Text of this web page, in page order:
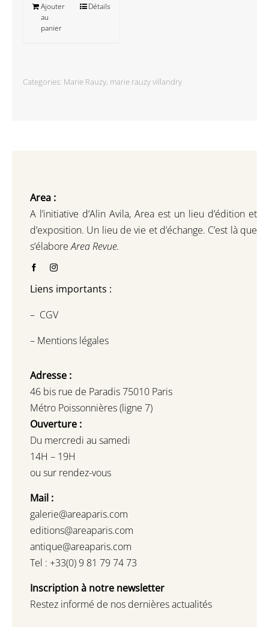
Ajouter
au
panier
Détails
Categories: Marie Rauzy, marie rauzy villandry
Area :
A l’initiative d’Alin Avila, Area est un lieu d’édition et
d’exposition. Un lieu de vie et d’échange. C’est là que
s’élaboreArea Revue.
Liens importants :
– CGV
– Mentions légales
Adresse :
46 bis rue de Paradis 75010 Paris
Métro Poissonnières (ligne 7)
Ouverture :
Du mercredi au samedi
14H – 19H
ou sur rendez-vous
Mail :
galerie@areaparis.com
editions@areaparis.com
antique@areaparis.com
Tel : +33(0) 9 81 79 74 73
Inscription à notre newsletter
Restez informé de nos dernières actualités